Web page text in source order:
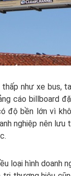
như xe bus,
cáo billboard
độ bền lớn vì
nghiệp nên
loại hình doanh